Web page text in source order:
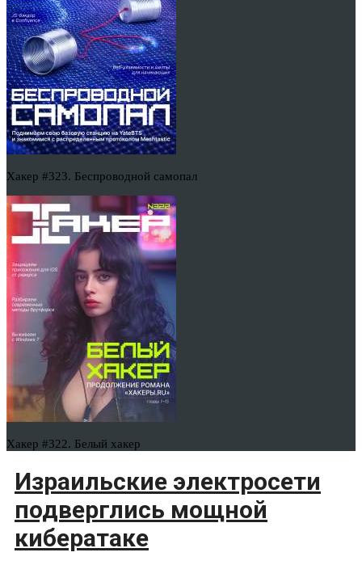
Хакер #323. Беспроводной самопал
Хакер #322. Белый хакер
Израильские электросети
подверглись мощной
кибератаке